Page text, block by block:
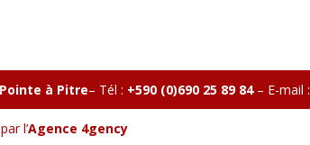
à Pitre– Tél : +590 (0)690 25 89 84– E-mail :
l’Agence 4gency